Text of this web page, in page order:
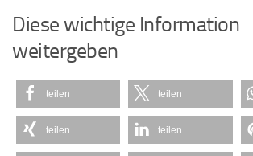
Diese wichtige Information
weitergeben
teilen teilen
teilen teilen